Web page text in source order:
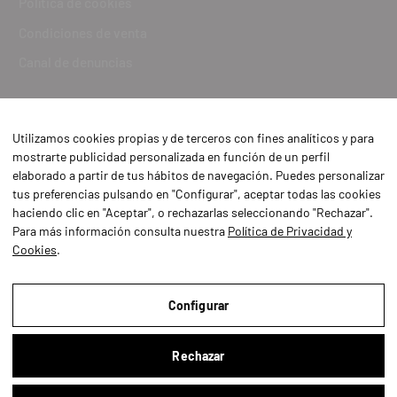
Utilizamos cookies propias y de terceros con fines analíticos y para
mostrarte publicidad personalizada en función de un perfil
elaborado a partir de tus hábitos de navegación. Puedes personalizar
tus preferencias pulsando en "Configurar", aceptar todas las cookies
haciendo clic en "Aceptar", o rechazarlas seleccionando "Rechazar".
Para más información consulta nuestra Política de Privacidad y
Cookies.
Configurar
Rechazar
Condiciones de compra
Configurar